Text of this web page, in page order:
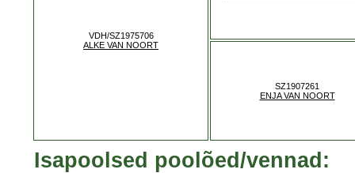
VDH/SZ1975706
ALKE VAN NOORT
SZ1907261
ENJA VAN NOORT
Isapoolsed poolõed/vennad: